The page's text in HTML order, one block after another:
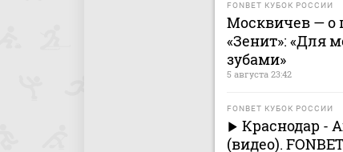
FONBET КУБОК РОССИИ
Москвичев — о
«Зенит»: «Для
зубами»
5 августа 23:42
FONBET КУБОК РОССИИ
Краснодар -
(видео).